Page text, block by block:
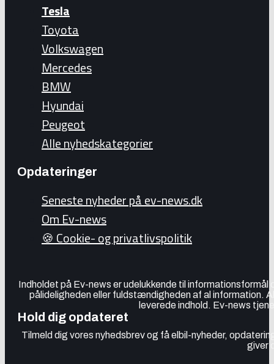
Tesla
Toyota
Volkswagen
Mercedes
BMW
Hyundai
Peugeot
Alle nyhedskategorier
Opdateringer
Seneste nyheder på ev-news.dk
Om Ev-news
🍪 Cookie- og privatlivspolitik
Indholdet på Ev-news er udelukkende til
pålideligheden eller fuldstændigheden af al information.
leverede indhold. Ev-news
Hold dig opdateret
Tilmeld dig vores nyhedsbrev og få elbil-nyheder,
giver